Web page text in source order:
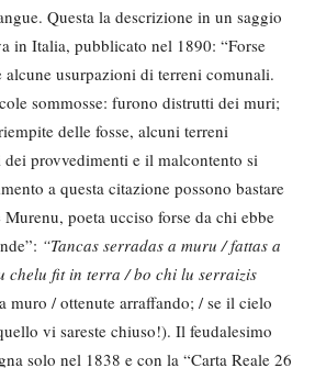
Questa la descrizione in un saggio
in Italia, pubblicato nel 1890: “Forse
alcune usurpazioni di terreni comunali.
sommosse: furono distrutti dei muri;
delle fosse, alcuni terreni
provvedimenti e il malcontento si
a questa citazione possono bastare
poeta ucciso forse da chi ebbe
“Tancas serradas a muru / fattas a
chelu fit in terra / bo chi lu serraizis
muro / ottenute arraffando; / se il cielo
vi sareste chiuso!). Il feudalesimo
solo nel 1838 e con la “Carta Reale 26